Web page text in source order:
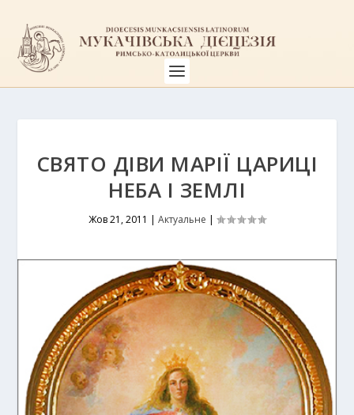
СВЯТО ДІВИ МАРІЇ ЦАРИЦІ
НЕБА І ЗЕМЛІ
Жов 21, 2011 | Актуальне |